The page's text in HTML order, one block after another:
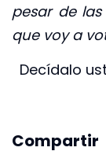
pesar de
que voy a
Decídalo
Compartir